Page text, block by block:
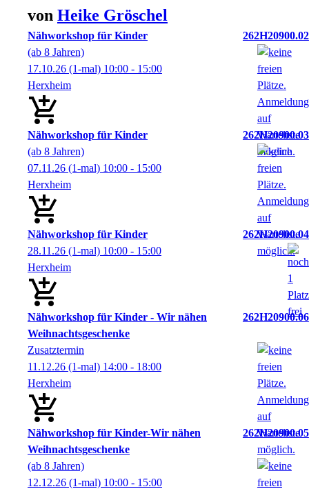
von Heike Gröschel
Nähworkshop für Kinder
262H20900.02
(ab 8 Jahren)
17.10.26 (1-mal) 10:00 - 15:00
Herxheim
Nähworkshop für Kinder
262H20900.03
(ab 8 Jahren)
07.11.26 (1-mal) 10:00 - 15:00
Herxheim
Nähworkshop für Kinder
262H20900.04
28.11.26 (1-mal) 10:00 - 15:00
Herxheim
Nähworkshop für Kinder - Wir nähen
Weihnachtsgeschenke
262H20900.06
Zusatztermin
11.12.26 (1-mal) 14:00 - 18:00
Herxheim
Nähworkshop für Kinder-Wir nähen
Weihnachtsgeschenke
262H20900.05
(ab 8 Jahren)
12.12.26 (1-mal) 10:00 - 15:00